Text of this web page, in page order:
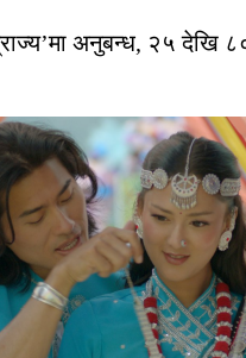
अनुबन्ध, २५ देखि